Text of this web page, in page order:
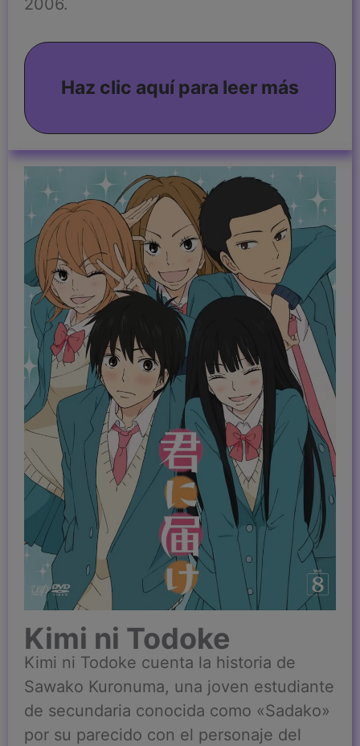
Haz clic aquí para leer más
Kimi ni Todoke
Kimi ni Todoke cuenta la historia de
Sawako Kuronuma, una joven estudiante
de secundaria conocida como «Sadako»
por su parecido con el personaje del